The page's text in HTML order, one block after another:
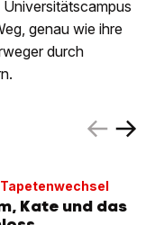
genau wie ihre
durch
Kate und das